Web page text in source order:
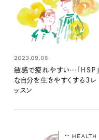
2023.09.08
敏感で疲れやすい…「HSP」
な自分を生きやすくする3レ
ッスン
HEALTH